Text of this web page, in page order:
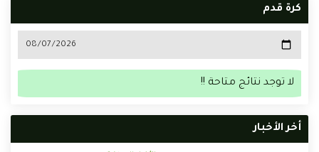
كرة قدم
لا توجد نتائج متاحة !!
أخر الأخبار